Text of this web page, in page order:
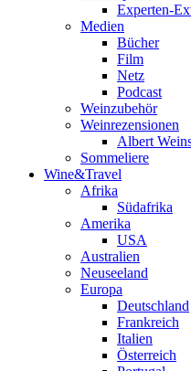
Experten-
Medien
Bücher
Film
Netz
Podcast
Weinzubehör
Weinrezensionen
Albert
Sommeliere
Wine&Travel
Afrika
Südafrika
Amerika
USA
Australien
Neuseeland
Europa
Deutschland
Frankreich
Italien
Österreich